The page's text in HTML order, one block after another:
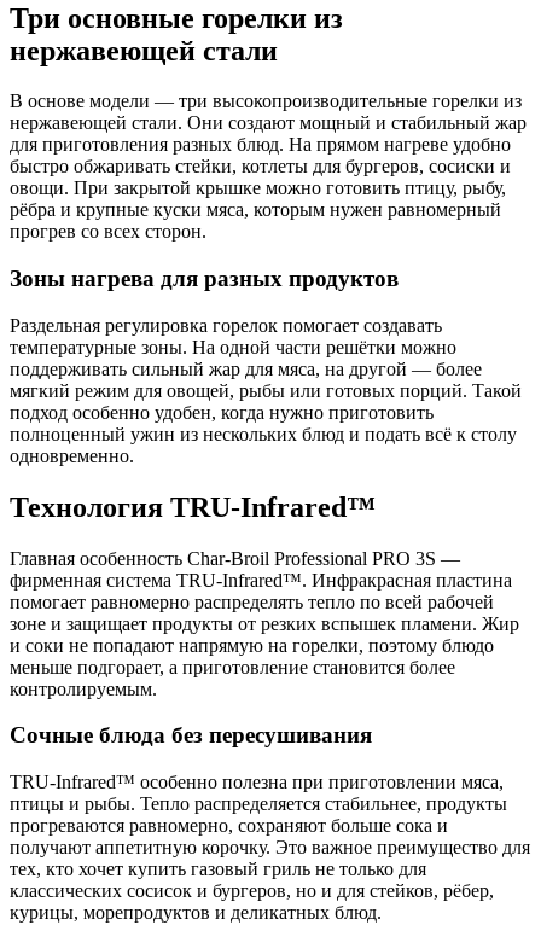
Три основные горелки из
нержавеющей стали
В основе модели — три высокопроизводительные горелки из
нержавеющей стали. Они создают мощный и стабильный жар
для приготовления разных блюд. На прямом нагреве удобно
быстро обжаривать стейки, котлеты для бургеров, сосиски и
овощи. При закрытой крышке можно готовить птицу, рыбу,
рёбра и крупные куски мяса, которым нужен равномерный
прогрев со всех сторон.
Зоны нагрева для разных продуктов
Раздельная регулировка горелок помогает создавать
температурные зоны. На одной части решётки можно
поддерживать сильный жар для мяса, на другой — более
мягкий режим для овощей, рыбы или готовых порций. Такой
подход особенно удобен, когда нужно приготовить
полноценный ужин из нескольких блюд и подать всё к столу
одновременно.
Технология TRU-Infrared™
Главная особенность Char-Broil Professional PRO 3S —
фирменная система TRU-Infrared™. Инфракрасная пластина
помогает равномерно распределять тепло по всей рабочей
зоне и защищает продукты от резких вспышек пламени. Жир
и соки не попадают напрямую на горелки, поэтому блюдо
меньше подгорает, а приготовление становится более
контролируемым.
Сочные блюда без пересушивания
TRU-Infrared™ особенно полезна при приготовлении мяса,
птицы и рыбы. Тепло распределяется стабильнее, продукты
прогреваются равномерно, сохраняют больше сока и
получают аппетитную корочку. Это важное преимущество для
тех, кто хочет купить газовый гриль не только для
классических сосисок и бургеров, но и для стейков, рёбер,
курицы, морепродуктов и деликатных блюд.